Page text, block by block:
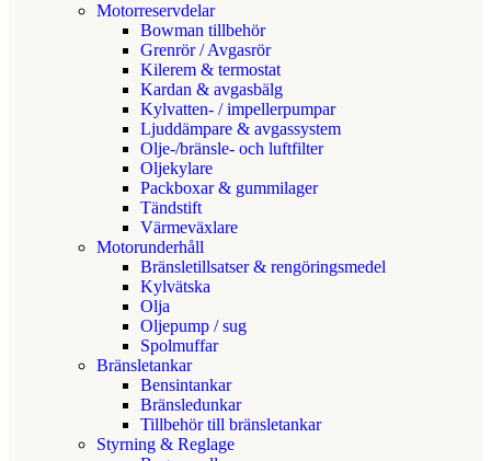
Motorreservdelar
Bowman tillbehör
Grenrör / Avgasrör
Kilerem & termostat
Kardan & avgasbälg
Kylvatten- / impellerpumpar
Ljuddämpare & avgassystem
Olje-/bränsle- och luftfilter
Oljekylare
Packboxar & gummilager
Tändstift
Värmeväxlare
Motorunderhåll
Bränsletillsatser & rengöringsmedel
Kylvätska
Olja
Oljepump / sug
Spolmuffar
Bränsletankar
Bensintankar
Bränsledunkar
Tillbehör till bränsletankar
Styrning & Reglage